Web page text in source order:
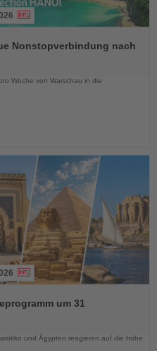
Nonstopverbindung nach
Woche von Warschau in die
um 31
und Ägypten reagieren auf die hohe